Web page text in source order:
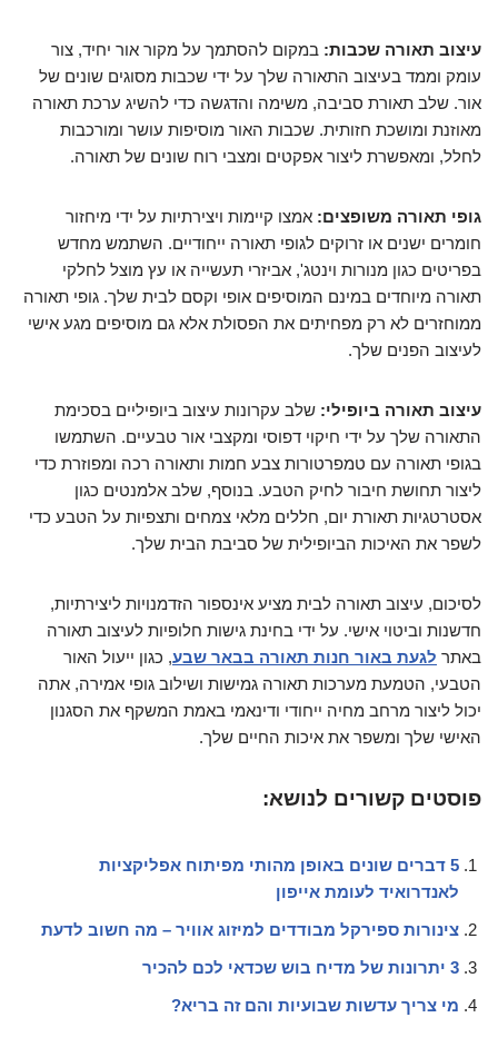
עיצוב תאורה שכבות: במקום להסתמך על מקור אור יחיד, צור
עומק וממד בעיצוב התאורה שלך על ידי שכבות מסוגים שונים של
אור. שלב תאורת סביבה, משימה והדגשה כדי להשיג ערכת תאורה
מאוזנת ומושכת חזותית. שכבות האור מוסיפות עושר ומורכבות
לחלל, ומאפשרת ליצור אפקטים ומצבי רוח שונים של תאורה.
גופי תאורה משופצים: אמצו קיימות ויצירתיות על ידי מיחזור
חומרים ישנים או זרוקים לגופי תאורה ייחודיים. השתמש מחדש
בפריטים כגון מנורות וינטג', אביזרי תעשייה או עץ מוצל לחלקי
תאורה מיוחדים במינם המוסיפים אופי וקסם לבית שלך. גופי תאורה
ממוחזרים לא רק מפחיתים את הפסולת אלא גם מוסיפים מגע אישי
לעיצוב הפנים שלך.
עיצוב תאורה ביופילי: שלב עקרונות עיצוב ביופיליים בסכימת
התאורה שלך על ידי חיקוי דפוסי ומקצבי אור טבעיים. השתמשו
בגופי תאורה עם טמפרטורות צבע חמות ותאורה רכה ומפוזרת כדי
ליצור תחושת חיבור לחיק הטבע. בנוסף, שלב אלמנטים כגון
אסטרטגיות תאורת יום, חללים מלאי צמחים ותצפיות על הטבע כדי
לשפר את האיכות הביופילית של סביבת הבית שלך.
לסיכום, עיצוב תאורה לבית מציע אינספור הזדמנויות ליצירתיות,
חדשנות וביטוי אישי. על ידי בחינת גישות חלופיות לעיצוב תאורה
באתר לגעת באור חנות תאורה בבאר שבע, כגון ייעול האור
הטבעי, הטמעת מערכות תאורה גמישות ושילוב גופי אמירה, אתה
יכול ליצור מרחב מחיה ייחודי ודינאמי באמת המשקף את הסגנון
האישי שלך ומשפר את איכות החיים שלך.
פוסטים קשורים לנושא:
5 דברים שונים באופן מהותי מפיתוח אפליקציות
לאנדרואיד לעומת אייפון
צינורות ספירקל מבודדים למיזוג אוויר – מה חשוב לדעת
3 יתרונות של מדיח בוש שכדאי לכם להכיר
מי צריך עדשות שבועיות והם זה בריא?